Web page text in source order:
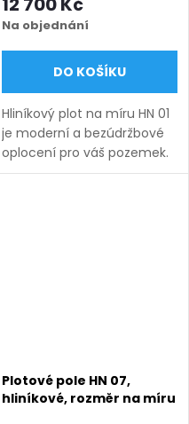
Na objednání
DO KOŠÍKU
Hliníkový plot na míru HN 01
je moderní a bezúdržbové
oplocení pro váš pozemek.
Vyrábíme ho v rozsahu
Plotové pole HN 07,
hliníkové, rozměr na míru